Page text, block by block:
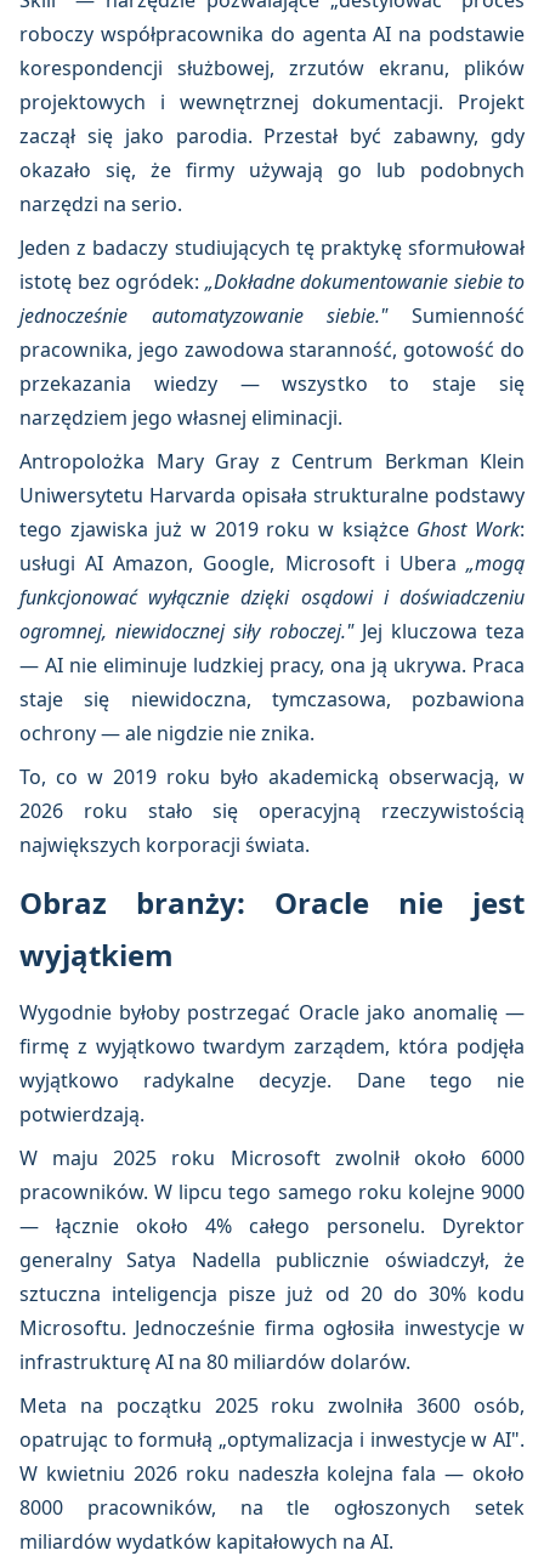
roboczy współpracownika do agenta AI na podstawie
korespondencji służbowej, zrzutów ekranu, plików
projektowych i wewnętrznej dokumentacji. Projekt
zaczął się jako parodia. Przestał być zabawny, gdy
okazało się, że firmy używają go lub podobnych
narzędzi na serio.
Jeden z badaczy studiujących tę praktykę sformułował
istotę bez ogródek: „Dokładne dokumentowanie siebie to
jednocześnie automatyzowanie siebie."Sumienność
pracownika, jego zawodowa staranność, gotowość do
przekazania wiedzy — wszystko to staje się
narzędziem jego własnej eliminacji.
Antropolożka Mary Gray z Centrum Berkman Klein
Uniwersytetu Harvarda opisała strukturalne podstawy
tego zjawiska już w 2019 roku w książce Ghost Work:
usługi AI Amazon, Google, Microsoft i Ubera „mogą
funkcjonować wyłącznie dzięki osądowi i doświadczeniu
ogromnej, niewidocznej siły roboczej."Jej kluczowa teza
— AI nie eliminuje ludzkiej pracy, ona ją ukrywa. Praca
staje się niewidoczna, tymczasowa, pozbawiona
ochrony — ale nigdzie nie znika.
To, co w 2019 roku było akademicką obserwacją, w
2026 roku stało się operacyjną rzeczywistością
największych korporacji świata.
Obraz branży: Oracle nie jest
wyjątkiem
Wygodnie byłoby postrzegać Oracle jako anomalię —
firmę z wyjątkowo twardym zarządem, która podjęła
wyjątkowo radykalne decyzje. Dane tego nie
potwierdzają.
W maju 2025 roku Microsoft zwolnił około 6000
pracowników. W lipcu tego samego roku kolejne 9000
— łącznie około 4% całego personelu. Dyrektor
generalny Satya Nadella publicznie oświadczył, że
sztuczna inteligencja pisze już od 20 do 30% kodu
Microsoftu. Jednocześnie firma ogłosiła inwestycje w
infrastrukturę AI na 80 miliardów dolarów.
Meta na początku 2025 roku zwolniła 3600 osób,
opatrując to formułą „optymalizacja i inwestycje w AI".
W kwietniu 2026 roku nadeszła kolejna fala — około
8000 pracowników, na tle ogłoszonych setek
miliardów wydatków kapitałowych na AI.